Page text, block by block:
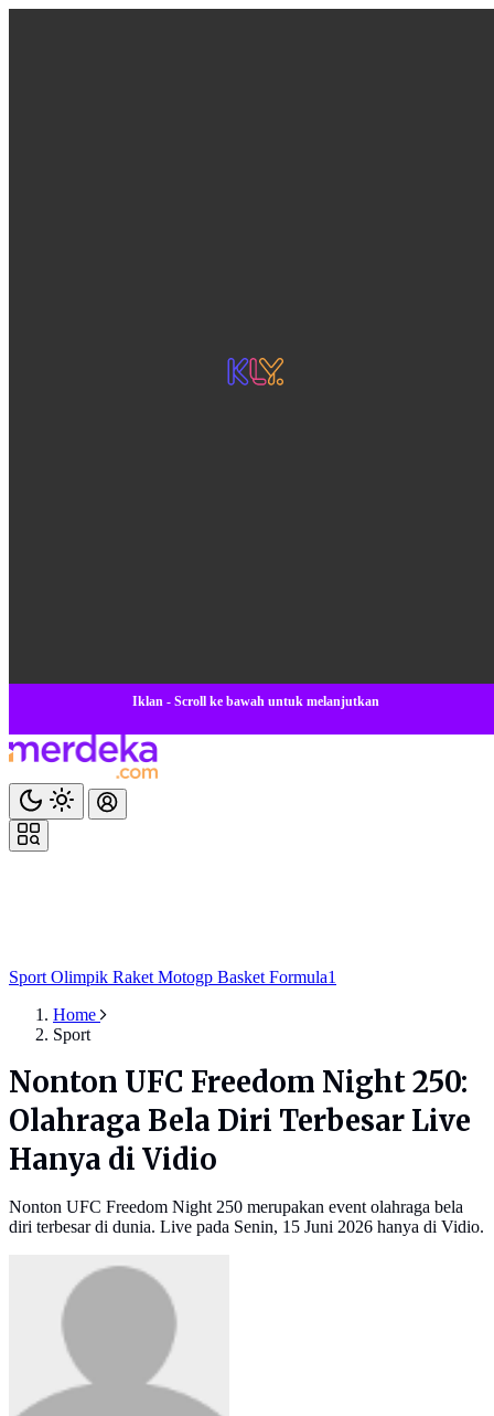
Iklan - Scroll ke bawah untuk melanjutkan
Sport Olimpik Raket Motogp Basket Formula1
Home
Sport
Nonton UFC Freedom Night 250:
Olahraga Bela Diri Terbesar Live
Hanya di Vidio
Nonton UFC Freedom Night 250 merupakan event olahraga bela
diri terbesar di dunia. Live pada Senin, 15 Juni 2026 hanya di Vidio.